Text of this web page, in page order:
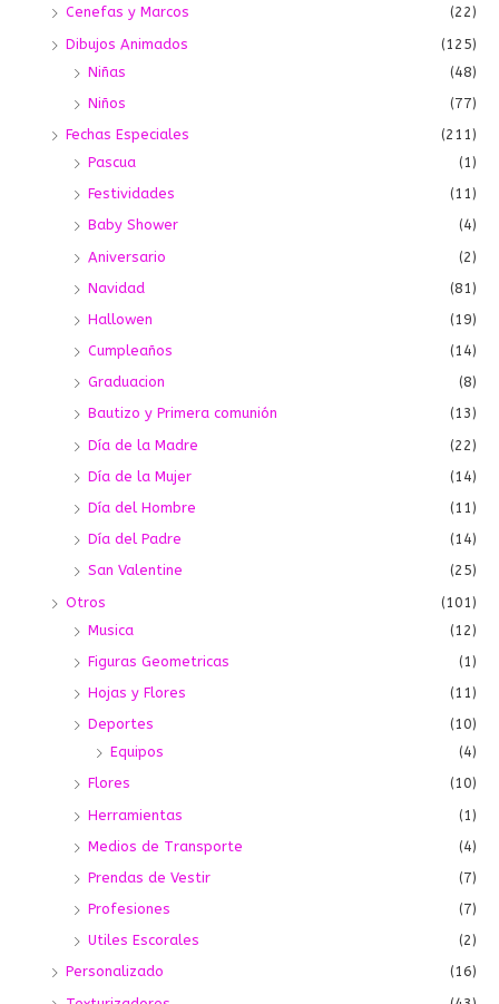
Cenefas y Marcos
(22)
Dibujos Animados
(125)
Niñas
(48)
Niños
(77)
Fechas Especiales
(211)
Pascua
(1)
Festividades
(11)
Baby Shower
(4)
Aniversario
(2)
Navidad
(81)
Hallowen
(19)
Cumpleaños
(14)
Graduacion
(8)
Bautizo y Primera comunión
(13)
Día de la Madre
(22)
Día de la Mujer
(14)
Día del Hombre
(11)
Día del Padre
(14)
San Valentine
(25)
Otros
(101)
Musica
(12)
Figuras Geometricas
(1)
Hojas y Flores
(11)
Deportes
(10)
Equipos
(4)
Flores
(10)
Herramientas
(1)
Medios de Transporte
(4)
Prendas de Vestir
(7)
Profesiones
(7)
Utiles Escorales
(2)
Personalizado
(16)